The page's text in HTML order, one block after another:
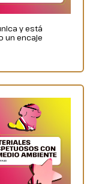
y está
un encaje